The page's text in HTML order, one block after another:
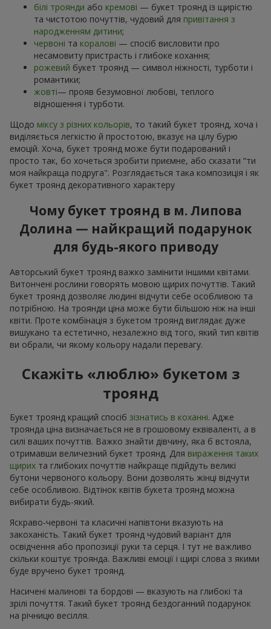
білі троянди або кремові — букет троянд із щирістю
та чистотою почуттів, чудовий для привітання з
народженням дитини;
червоні та коралові — спосіб висловити про
несамовиту пристрасть і глибоке кохання;
рожевий букет троянд — символ ніжності, турботи і
романтики;
жовті— прояв безумовної любові, теплого
відношення і турботи.
Щодо міксу з різних кольорів, то такий букет троянд, хоча і
виділяється легкістю й простотою, вказує на цілу бурю
емоцій. Хоча, букет троянд може бути подарований і
просто так, бо хочеться зробити приємне, або сказати “ти
моя найкраща подруга". Розглядається така композиція і як
букет троянд декоративного характеру
Чому букет троянд в м. Липова
Долина — найкращий подарунок
для будь-якого приводу
Авторський букет троянд важко замінити іншими квітами.
Витончені рослини говорять мовою щирих почуттів. Такий
букет троянд дозволяє людині відчути себе особливою та
потрібною. На троянди ціна може бути більшою ніж на інші
квіти. Проте комбінація з букетом троянд виглядає дуже
вишукано та естетично, незалежно від того, який тип квітів
ви обрали, чи якому кольору надали перевагу.
Скажіть «люблю» букетом з
троянд
Букет троянд кращий спосіб зізнатись в коханні. Адже
троянда ціна визначається не в грошовому еквіваленті, а в
силі ваших почуттів. Важко знайти дівчину, яка б встояла,
отримавши величезний букет троянд. Для вираження таких
щирих та глибоких почуттів найкраще підійдуть великі
бутони червоного кольору. Вони дозволять жінці відчути
себе особливою. Відтінок квітів букета троянд можна
вибирати будь-який.
Яскраво-червоні та класичні напівтони вказують на
закоханість. Такий букет троянд чудовий варіант для
освідчення або пропозиції руки та серця. І тут не важливо
скільки коштує троянда. Важливі емоції і щирі слова з якими
буде вручено букет троянд.
Насичені малинові та бордові — вказують на глибокі та
зрілі почуття. Такий букет троянд бездоганний подарунок
на річницю весілля.